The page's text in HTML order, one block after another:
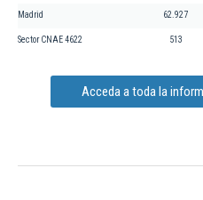
Madrid 62.927
Sector CNAE 4622 513
Acceda a toda la